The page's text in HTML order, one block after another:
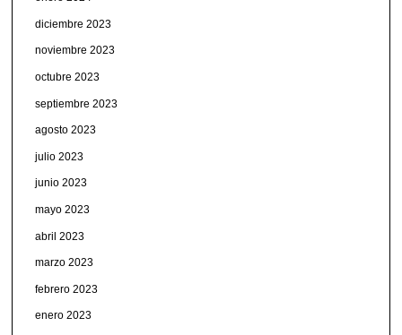
diciembre 2023
noviembre 2023
octubre 2023
septiembre 2023
agosto 2023
julio 2023
junio 2023
mayo 2023
abril 2023
marzo 2023
febrero 2023
enero 2023